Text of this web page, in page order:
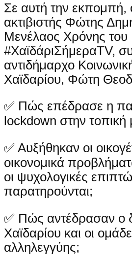
Σε αυτή την εκπομπή,
ακτιβιστής Φώτης
Μενέλαος Χρόνης του
#ΧαϊδάριΣήμεραTV,
αντιδήμαρχο
Χαϊδαρίου, Φώτη
✅ Πώς επέδρασε η
lockdown στην τοπική
✅ Αυξήθηκαν οι
οικονομικά
οι ψυχολογικές
παρατηρούνται;
✅ Πώς αντέδρασαν ο
Χαϊδαρίου και οι
αλληλεγγύης;